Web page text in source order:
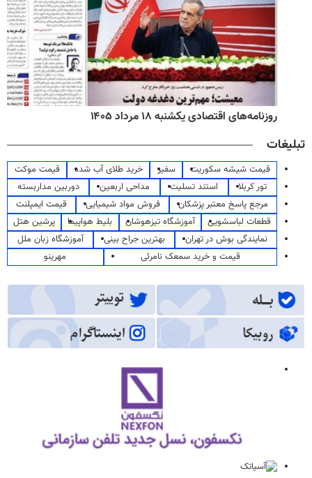
روزنامه‌های اقتصادی یکشنبه ۱۸ مرداد ۱۴۰۵
تبلیغات
قیمت شیشه سکوریت سفیر خرید طلای آب شده
قیمت موکت
تور کربلا
استند تسلیت مداحی اربعین
دوربین مداربسته
مرجع پاسخ معتبر پزشکان
فروش مواد شیمیایی
قیمت ایمپلنت
قطعات لباسشویی
آموزشگاه تیزهوشان بلیط هواپیما
پرشین هتل
نمایندگی بوش در تهران
بهترین جراح بینی
آموزشگاه زبان ملل
قیمت و خرید سمعک نامرئی
مهرینو